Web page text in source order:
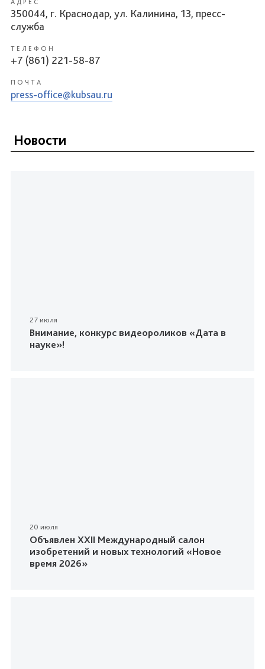
АДРЕС
350044, г. Краснодар, ул. Калинина, 13, пресс-
служба
ТЕЛЕФОН
+7 (861) 221-58-87
ПОЧТА
press-office@kubsau.ru
Новости
27 июля
Внимание, конкурс видеороликов «Дата в
науке»!
20 июля
Объявлен XXII Международный салон
изобретений и новых технологий «Новое
время 2026»